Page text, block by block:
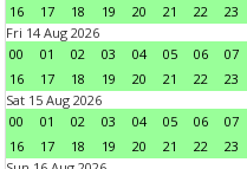
16
17 18 19 20 21 22
23
Fri 14 Aug 2026
00
01 02 03 04 05 06 07
16
17 18 19 20 21 22
23
Sat 15 Aug 2026
00
01 02 03 04 05 06 07
16
17 18 19 20 21 22
23